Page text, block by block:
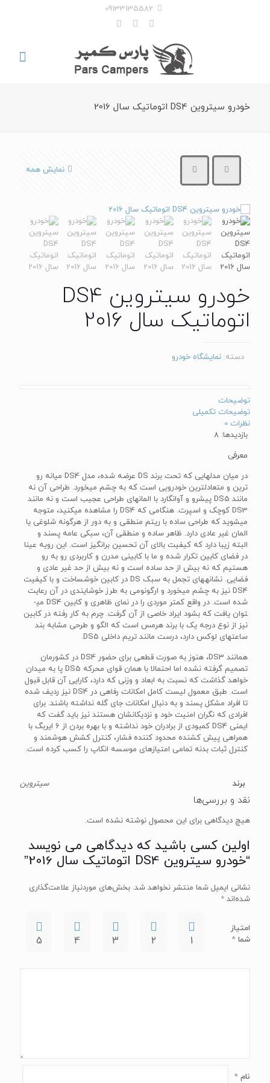
09133135582
خودرو سیتروین DS4 اتوماتیک سال 2016
نمایش همه
خودرو سیتروین DS4
اتوماتیک سال 2016
دسته: نمایشگاه خودرو
توضیحات
توضیحات تکمیلی
نظرات 0
بازدیدها: 8
معرفی
در میان مدل­هایی که تحت برند DS عرضه شده، مدل DS4 میانه رو
ترین و متعادل­ترین خودرویی است که به چشم می­خورد. طراحی آن نه
مانند DS5 پیشرو و آوانگارد با المان­های طراحی عجیب است و نه مانند
DS3 کوچک و اسپرت. هنگامی که DS4 را مشاهده می­کنید، متوجه
می­شوید که طراحی ساده با ریتم منطقی و به دور از هرگونه شلوغی یا
المان غیر عادی دارد. ظاهر ساده و منطقی آن، سبکی عامه پسند و
البته زیبا دارد که کیفیت بالای آن تحسین برانگیز است. این رویه عینا
در فضای کابین تکرار شده و ما با کابینی مدرن و کاربردی رو به رو
هستیم که نه بیش از حد ساده است و نه بیش از حد غیر عادی و
فضایی. نشانه­های تجمل به سبک DS در کابین خوش­ساخت و با کیفیت
DS4 نیز به چشم می­خورد و ارگونومی به طرز خوشایندی در آن رعایت
شده است. در واقع کمتر موردی را در نمای ظاهری و کابین DS4 می­
توان یافت که بشود ایراد خاصی از آن گرفت. چرم به کار رفته در کابین
نیز از نوع درجه یک با برند هرمس است که الگو و طرحی مشابه بند
ساعت­های لوکس دارد، درست مانند تریم داخلی DS5.
همانند DS3، هنوز به صورت قطعی برای حضور DS4 در کشورمان
تصمیم گرفته نشده اما احتمالا با همان قوای محرکه DS5 پا به میدان
خواهد گذاشت که نسبت به ابعاد و وزنی که دارد، کارایی آن قابل قبول
است. طبق معمول لیست کامل امکانات رفاهی در DS4 نیز ردیف شده
تا افراد مشکل پسند و به دنبال امکانات جای گله نداشته باشند. برای
افرادی که نگران امنیت خود و نزدیکانشان هستند نیز باید گفت که
ایمنی DS4 کمبودی از برادران خود نداشته و با بهره بردن از 6 ایربگ با
همراهی پیش کشنده محدود کننده فشار، کنترل کشش هوشمند و
کنترل ثبات بدنه تمامی امتیازهای موسسه انکاپ را کسب کرده است.
برند سیتروین
نقد و بررسی‌ها
هیچ دیدگاهی برای این محصول نوشته نشده است.
اولین کسی باشید که دیدگاهی می نویسد
“خودرو سیتروین DS4 اتوماتیک سال 2016”
نشانی ایمیل شما منتشر نخواهد شد. بخش‌های موردنیاز علامت‌گذاری
شده‌اند *
امتیاز
شما *
1
2
3
4
5
نام *